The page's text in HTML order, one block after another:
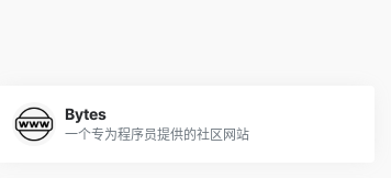
Bytes
一个专为程序员提供的社区网站